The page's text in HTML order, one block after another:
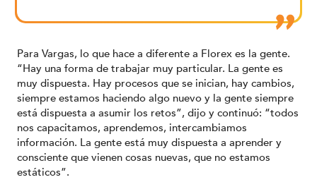
Para Vargas, lo que hace a diferente a Florex es la gente.
“Hay una forma de trabajar muy particular. La gente es
muy dispuesta. Hay procesos que se inician, hay cambios,
siempre estamos haciendo algo nuevo y la gente siempre
está dispuesta a asumir los retos”, dijo y continuó: “todos
nos capacitamos, aprendemos, intercambiamos
información. La gente está muy dispuesta a aprender y
consciente que vienen cosas nuevas, que no estamos
estáticos”.